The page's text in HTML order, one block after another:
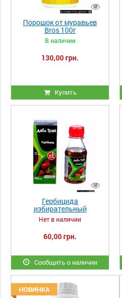
Порошок от муравьев
Bros 100г
В наличии
130,00 грн.
Купить
Гербицида
избирательный
ДаблТрай. К.э.100 мл
Нет в наличии
60,00 грн.
Сообщить о наличии
НОВИНКА